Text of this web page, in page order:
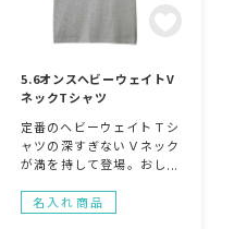
5.6オンスヘビーウェイトV
ネックTシャツ
定番のヘビーウェイトＴシ
ャツの深すぎないＶネック
が満を持して登場。おしゃ
ワンポイントを入れるとと
てもおしゃれ。カラーも6
名入れ商品